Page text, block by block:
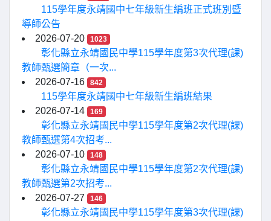
115學年度永靖國中七年級新生編班正式班別暨
導師公告
2026-07-20
1023
彰化縣立永靖國民中學115學年度第3次代理(課)
教師甄選簡章（一次...
2026-07-16
842
115學年度永靖國中七年級新生編班結果
2026-07-14
169
彰化縣立永靖國民中學115學年度第2次代理(課)
教師甄選第4次招考...
2026-07-10
148
彰化縣立永靖國民中學115學年度第2次代理(課)
教師甄選第2次招考...
2026-07-27
146
彰化縣立永靖國民中學115學年度第3次代理(課)